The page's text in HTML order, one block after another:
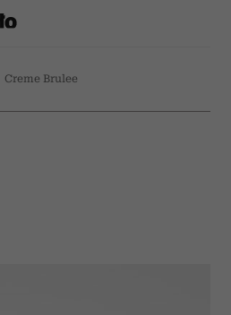
Creme Brulee